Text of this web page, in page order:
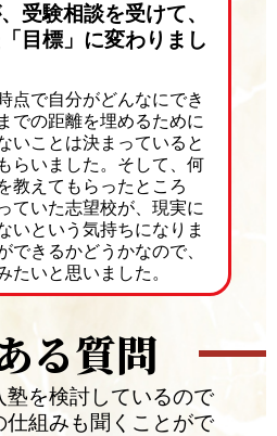
受験相談を受けて、
目標」に変わりまし
点で自分がどんなにでき
での距離を埋めるために
いことは決まっていると
らいました。そして、何
教えてもらったところ
ていた志望校が、現実に
いという気持ちになりま
できるかどうかなので、
たいと思いました。
る質問
塾を検討しているので
仕組みも聞くことがで